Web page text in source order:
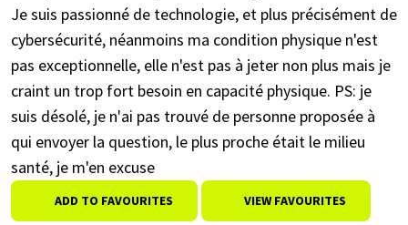
Je suis passionné de technologie, et plus précisément de
cybersécurité, néanmoins ma condition physique n'est
pas exceptionnelle, elle n'est pas à jeter non plus mais je
craint un trop fort besoin en capacité physique. PS: je
suis désolé, je n'ai pas trouvé de personne proposée à
qui envoyer la question, le plus proche était le milieu
santé, je m'en excuse
ADD TO FAVOURITES VIEW FAVOURITES